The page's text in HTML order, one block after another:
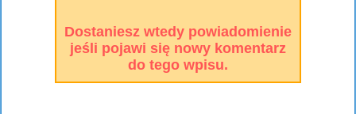
Dostaniesz wtedy powiadomienie
jeśli pojawi się nowy komentarz
do tego wpisu.